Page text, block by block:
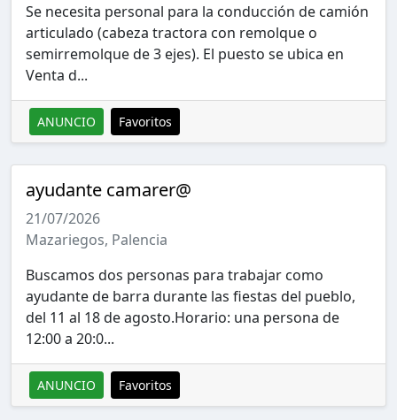
Se necesita personal para la conducción de camión
articulado (cabeza tractora con remolque o
semirremolque de 3 ejes). El puesto se ubica en
Venta d...
ANUNCIO Favoritos
ayudante camarer@
21/07/2026
Mazariegos, Palencia
Buscamos dos personas para trabajar como
ayudante de barra durante las fiestas del pueblo,
del 11 al 18 de agosto.Horario: una persona de
12:00 a 20:0...
ANUNCIO Favoritos